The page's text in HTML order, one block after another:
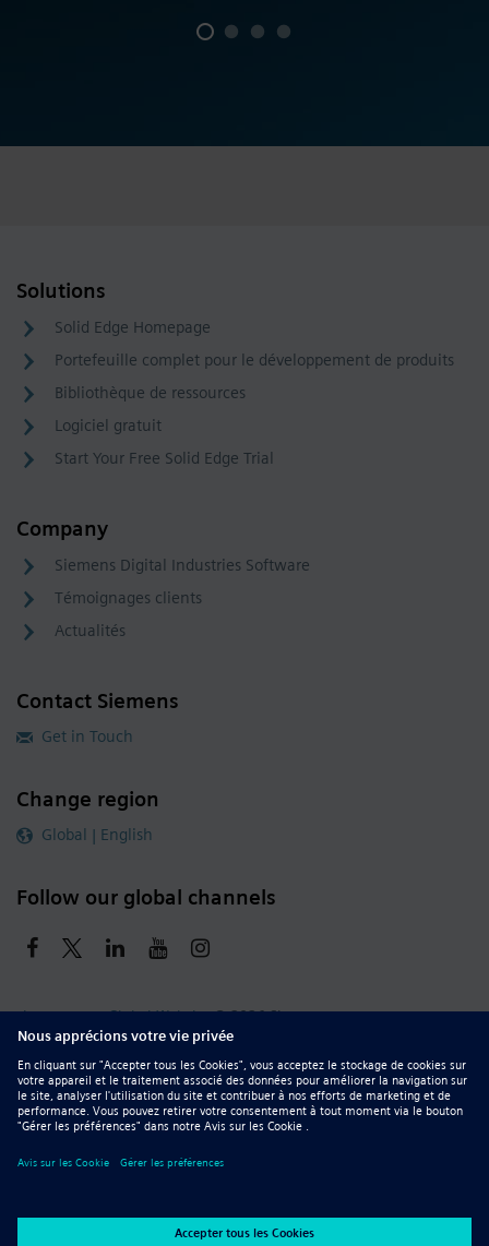
Solutions
Solid Edge Homepage
Portefeuille complet pour le développement de produits
Bibliothèque de ressources
Logiciel gratuit
Start Your Free Solid Edge Trial
Company
Siemens Digital Industries Software
Témoignages clients
Actualités
Contact Siemens
Get in Touch
Change region
Global | English
Follow our global channels
siemens.com Global Website © 2026 Siemens
Whistleblowing
Corporate Information
DMCA
Privacy Notice
Terms of Use
Digital ID Report Piracy